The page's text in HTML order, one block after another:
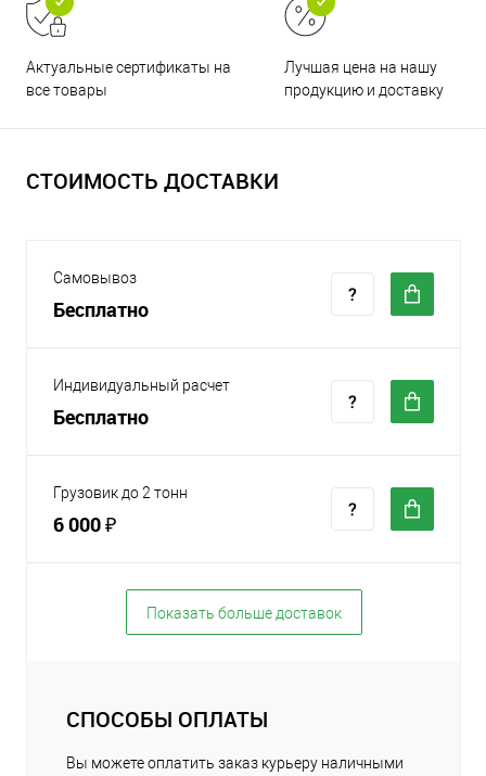
Актуальные сертификаты на
все товары
Лучшая цена на нашу
продукцию и доставку
СТОИМОСТЬ ДОСТАВКИ
Самовывоз
Бесплатно
Индивидуальный расчет
Бесплатно
Грузовик до 2 тонн
6 000 ₽
Показать больше доставок
СПОСОБЫ ОПЛАТЫ
Вы можете оплатить заказ курьеру наличными